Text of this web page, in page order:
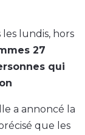
lundis, hors
27
qui
a annoncé la
que les